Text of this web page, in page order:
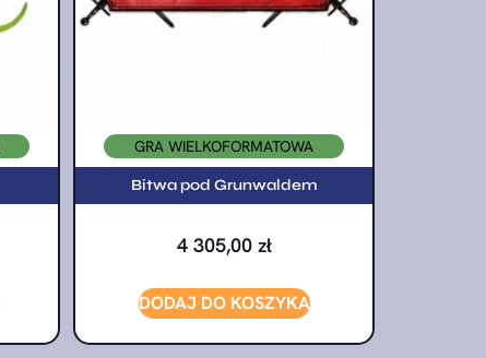
GRA WIELKOFORMATOWA
Bitwa pod Grunwaldem
4 305,00 zł
DODAJ DO KOSZYKA